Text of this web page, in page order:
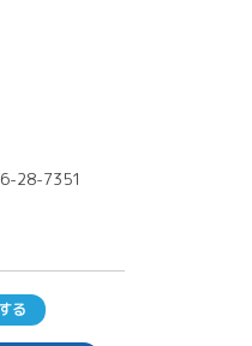
28-7351
る